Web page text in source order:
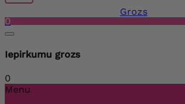
Grozs
0
Iepirkumu grozs
0
Menu